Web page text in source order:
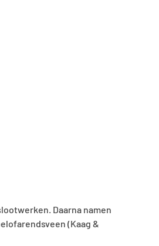
Daarna namen
(Kaag &